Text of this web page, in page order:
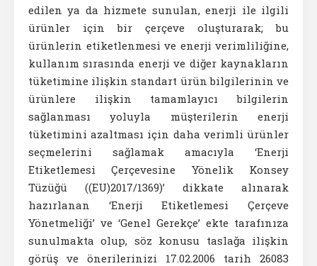
edilen ya da hizmete sunulan, enerji ile ilgili
ürünler için bir çerçeve oluşturarak; bu
ürünlerin etiketlenmesi ve enerji verimliliğine,
kullanım sırasında enerji ve diğer kaynakların
tüketimine ilişkin standart ürün bilgilerinin ve
ürünlere ilişkin tamamlayıcı bilgilerin
sağlanması yoluyla müşterilerin enerji
tüketimini azaltması için daha verimli ürünler
seçmelerini sağlamak amacıyla ‘Enerji
Etiketlemesi Çerçevesine Yönelik Konsey
Tüzüğü ((EU)2017/1369)’ dikkate alınarak
hazırlanan ‘Enerji Etiketlemesi Çerçeve
Yönetmeliği’ ve ‘Genel Gerekçe’ ekte tarafınıza
sunulmakta olup, söz konusu taslağa ilişkin
görüş ve önerilerinizi 17.02.2006 tarih 26083